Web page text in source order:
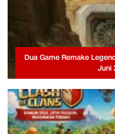
Dua Game Remake
Juni